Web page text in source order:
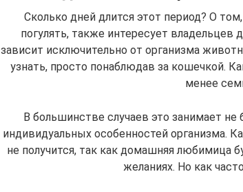
Сколько дней длится этот период? О
погулять, также интересует
зависит исключительно от организма
узнать, просто понаблюдав за кошечкой.
менее
В большинстве случаев это занимает не
индивидуальных особенностей организма.
не получится, так как домашняя любимица
желаниях. Но как